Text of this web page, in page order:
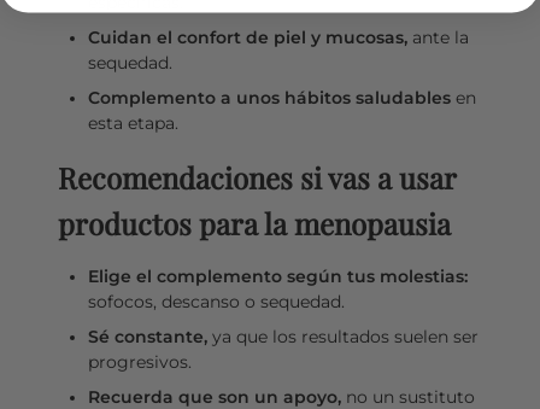
Cuidan el confort de piel y mucosas,ante la
sequedad.
Complemento a unos hábitos saludablesen
esta etapa.
Recomendaciones si vas a usar
productos para la menopausia
Elige el complemento según tus molestias:
sofocos, descanso o sequedad.
Sé constante,ya que los resultados suelen ser
progresivos.
Recuerda que son un apoyo,no un sustituto